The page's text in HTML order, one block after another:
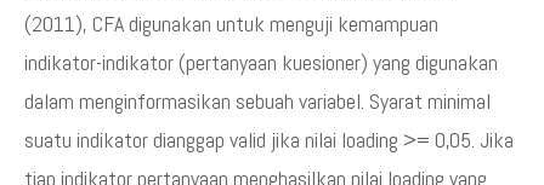
(2011), CFA digunakan untuk menguji kemampuan
indikator-indikator (pertanyaan kuesioner) yang digunakan
dalam menginformasikan sebuah variabel. Syarat minimal
suatu indikator dianggap valid jika nilai loading >= 0,05. Jika
tiap indikator pertanyaan menghasilkan nilai loading yang